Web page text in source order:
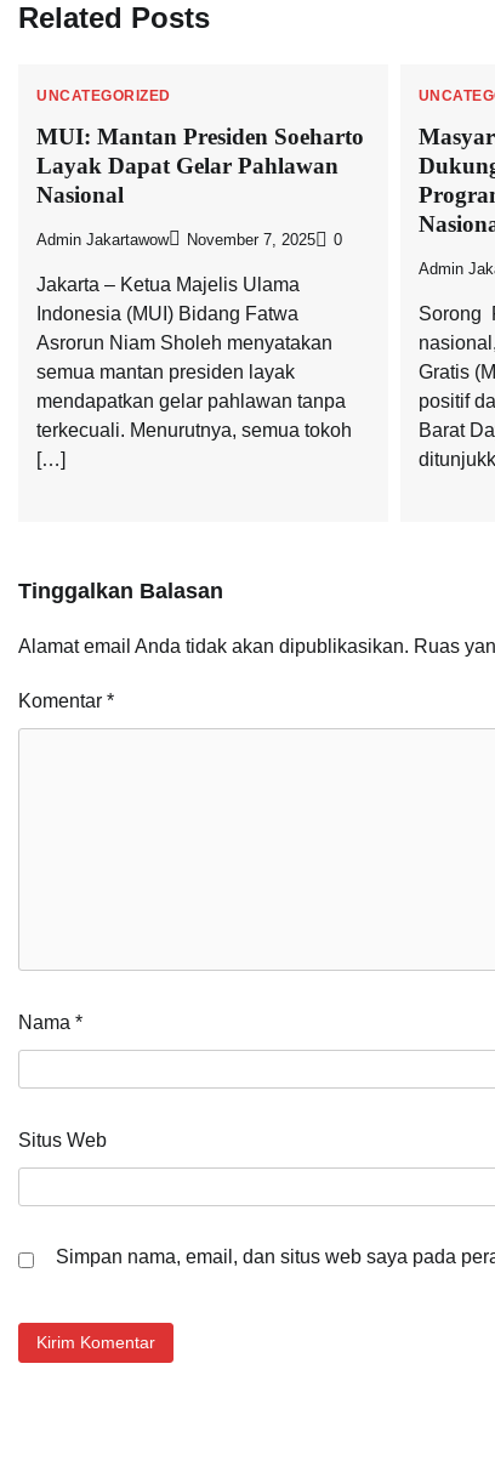
Related Posts
UNCATEGORIZED
MUI: Mantan Presiden Soeharto
Layak Dapat Gelar Pahlawan
Nasional
Admin Jakartawow November 7, 2025 0
Jakarta – Ketua Majelis Ulama
Indonesia (MUI) Bidang Fatwa
Asrorun Niam Sholeh menyatakan
semua mantan presiden layak
mendapatkan gelar pahlawan tanpa
terkecuali. Menurutnya, semua tokoh
[…]
Admin
Sorong
Gratis
positif
Barat
Tinggalkan Balasan
Alamat email Anda tidak akan dipublikasikan. Ruas
Komentar *
Nama *
Situs Web
Simpan nama, email, dan situs web saya pada